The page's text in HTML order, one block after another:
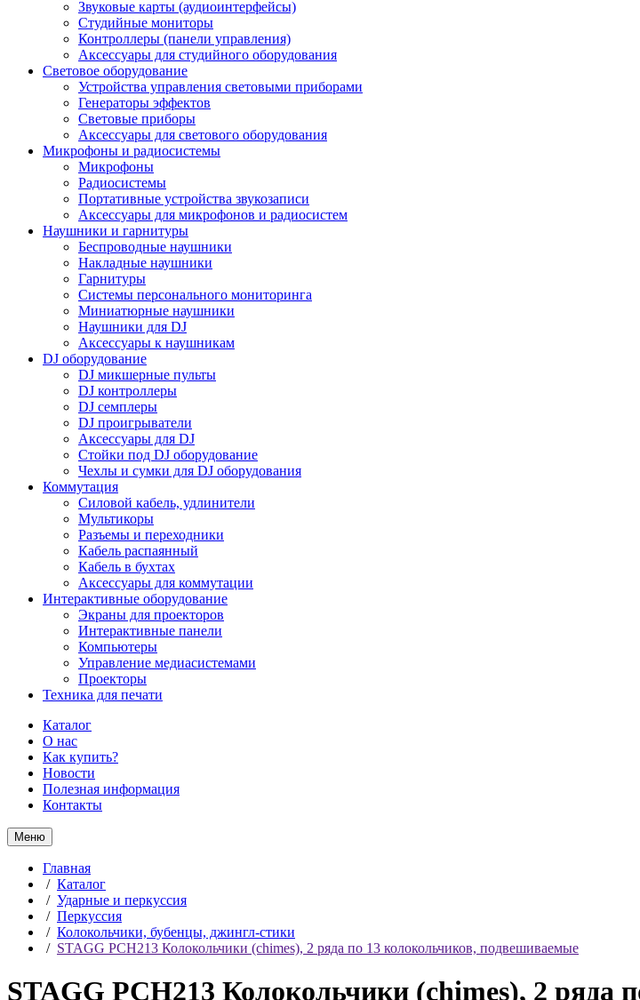
Звуковые карты (аудиоинтерфейсы)
Студийные мониторы
Контроллеры (панели управления)
Аксессуары для студийного оборудования
Световое оборудование
Устройства управления световыми приборами
Генераторы эффектов
Световые приборы
Аксессуары для светового оборудования
Микрофоны и радиосистемы
Микрофоны
Радиосистемы
Портативные устройства звукозаписи
Аксессуары для микрофонов и радиосистем
Наушники и гарнитуры
Беспроводные наушники
Накладные наушники
Гарнитуры
Системы персонального мониторинга
Миниатюрные наушники
Наушники для DJ
Аксессуары к наушникам
DJ оборудование
DJ микшерные пульты
DJ контроллеры
DJ семплеры
DJ проигрыватели
Аксессуары для DJ
Стойки под DJ оборудование
Чехлы и сумки для DJ оборудования
Коммутация
Силовой кабель, удлинители
Мультикоры
Разъемы и переходники
Кабель распаянный
Кабель в бухтах
Аксессуары для коммутации
Интерактивные оборудование
Экраны для проекторов
Интерактивные панели
Компьютеры
Управление медиасистемами
Проекторы
Техника для печати
Каталог
О нас
Как купить?
Новости
Полезная информация
Контакты
Меню
Главная
/ Каталог
/ Ударные и перкуссия
/ Перкуссия
/ Колокольчики, бубенцы, джингл-стики
/ STAGG PCH213 Колокольчики (chimes), 2 ряда по 13 колокольчиков, подвешиваемые
STAGG PCH213 Колокольчики (chimes), 2 ряда